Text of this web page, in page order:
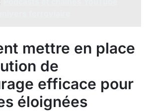
mettre en place
de
efficace pour
éloignées